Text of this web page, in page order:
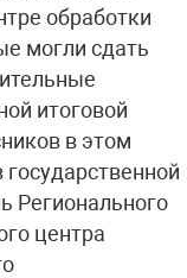
обработки
могли сдать
итоговой
в этом
государственной
Регионального
центра